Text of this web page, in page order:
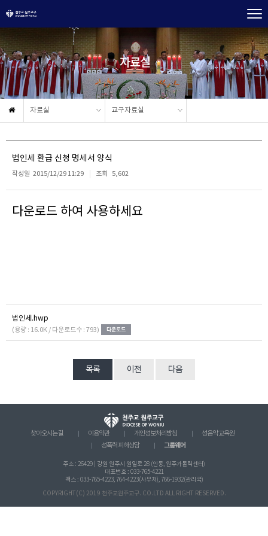
자료실
자료실 교구자료실
법인세 환급 신청 명세서 양식
작성일 2015/12/29 11:29 조회 5,602
다운로드 하여 사용하세요
법인세.hwp
(용량 : 16.0K / 다운로드수 : 793)
목록 이전 다음
찾아오시는 길 이용약관 개인정보처리방침
성음악 교육원
성폭력 피해상담
그룹웨어
주소 : 26429 ) 강원 원주시 원일로 28 (인동, 원주가톨릭센터)
대표번호 : 033-765-4221
팩스 : 033-765-4223, 764-4223(사무처), 766-1932(관리국)
COPYRIGHT(C) 2019 천주교원주교구. CO.LTD ALL RIGHT RESERVED.